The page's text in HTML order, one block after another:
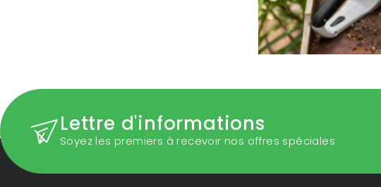
Lettre d'informations
Soyez les premiers à recevoir nos offres spéciales